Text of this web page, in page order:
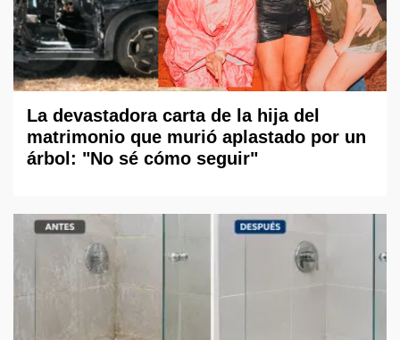
La devastadora carta de la hija del
matrimonio que murió aplastado por un
árbol: "No sé cómo seguir"